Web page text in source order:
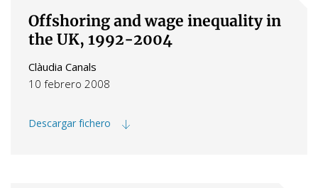
Offshoring and wage inequality in
the UK, 1992-2004
Clàudia Canals
10 febrero 2008
Descargar fichero